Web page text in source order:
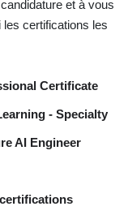
et à vous
certifications les
Certificate
- Specialty
AI Engineer